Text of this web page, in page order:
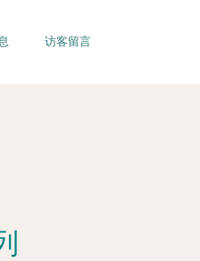
访客留言